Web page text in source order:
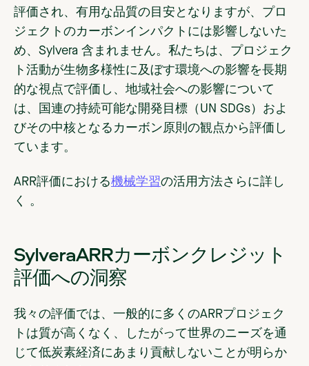
評価され、有用な品質の目安となりますが、プロ
ジェクトのカーボンインパクトには影響しないた
め、Sylvera 含まれません。私たちは、プロジェク
ト活動が生物多様性に及ぼす環境への影響を長期
的な視点で評価し、地域社会への影響について
は、国連の持続可能な開発目標（UN SDGs）およ
びその中核となるカーボン原則の観点から評価し
ています。
ARR評価における機械学習の活用方法さらに詳し
く 。
SylveraARRカーボンクレジット
評価への洞察
我々の評価では、一般的に多くのARRプロジェク
トは質が高くなく、したがって世界のニーズを通
じて低炭素経済にあまり貢献しないことが明らか